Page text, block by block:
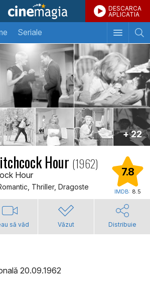
DESCARCA
APLICATIA
Seriale
+ 22
Hour (1962)
Hour
Thriller, Dragoste
7.8
IMDB: 8.5
să văd Văzut Distribuie
20.09.1962